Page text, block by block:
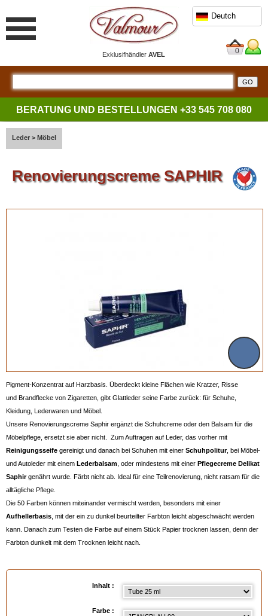
ExklusifhändlerAVEL
Deutch
0
BERATUNG UND BESTELLUNGEN +33 545 708 080
Leder > Möbel
Renovierungscreme SAPHIR
Pigment-Konzentrat auf Harzbasis. Überdeckt kleine Flächen wie Kratzer, Risse
und Brandflecke von Zigaretten, gibt Glattleder seine Farbe zurück: für Schuhe,
Kleidung, Lederwaren und Möbel.
Unsere Renovierungscreme Saphir ergänzt die Schuhcreme oder den Balsam für die
Möbelpflege, ersetzt sie aber nicht. Zum Auftragen auf Leder, das vorher mit
Reinigungsseife gereinigt und danach bei Schuhen mit einer Schuhpolitur, bei Möbel-
und Autoleder mit einem Lederbalsam , oder mindestens mit einer Pflegecreme Delikat
Saphirgenährt wurde. Färbt nicht ab. Ideal für eine Teilrenovierung, nicht ratsam für die
alltägliche Pflege.
Die 50 Farben können miteinander vermischt werden, besonders mit einer
Aufhellerbasis , mit der ein zu dunkel beurteilter Farbton leicht abgeschwächt werden
kann. Danach zum Testen die Farbe auf einem Stück Papier trocknen lassen, denn der
Farbton dunkelt mit dem Trocknen leicht nach.
Anmerkungen:
- Kann vor dem Trockenwerden mit
Feinem Alkohol zum Lackieren
entfernen (vorher
an einer versteckten Stelle testen).
Inhalt :
Farbe :